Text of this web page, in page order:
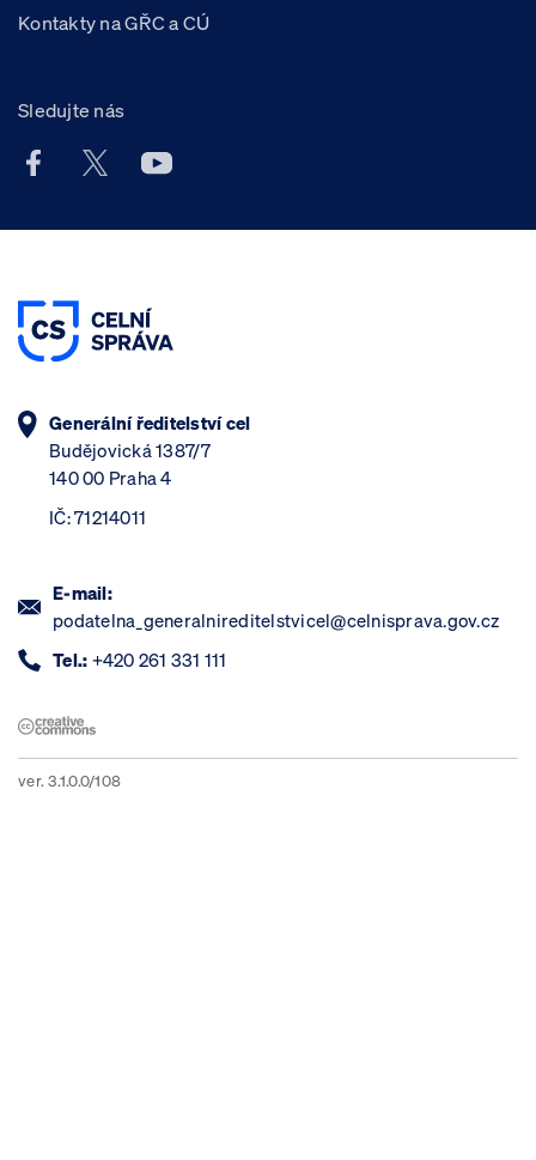
Kontakty na GŘC a CÚ
Sledujte nás
Facebook účet Celní správy ČR
X účet Celní správy ČR
Youtube účet Celní správy ČR
Generální ředitelství cel
Budějovická 1387/7
140 00 Praha 4
IČ: 71214011
E-mail:
podatelna_generalnireditelstvicel@celnisprava.gov.cz
Tel.: +420 261 331 111
ver. 3.1.0.0/108